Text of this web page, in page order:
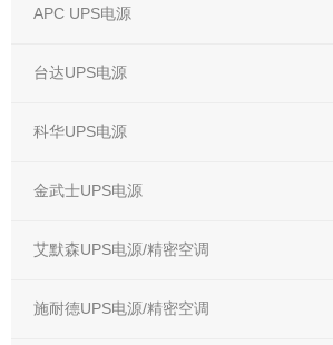
APC UPS电源
台达UPS电源
科华UPS电源
金武士UPS电源
艾默森UPS电源/精密空调
施耐德UPS电源/精密空调